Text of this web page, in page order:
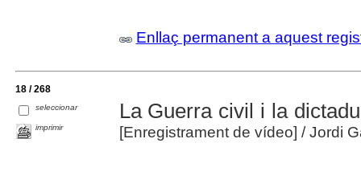
Enllaç permanent a aquest
18 / 268
seleccionar
imprimir
La Guerra civil i la
[Enregistrament de vídeo] / Jordi